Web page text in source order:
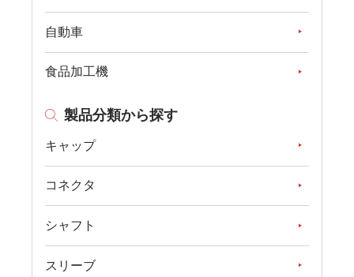
自動車
食品加工機
製品分類から探す
キャップ
コネクタ
シャフト
スリーブ